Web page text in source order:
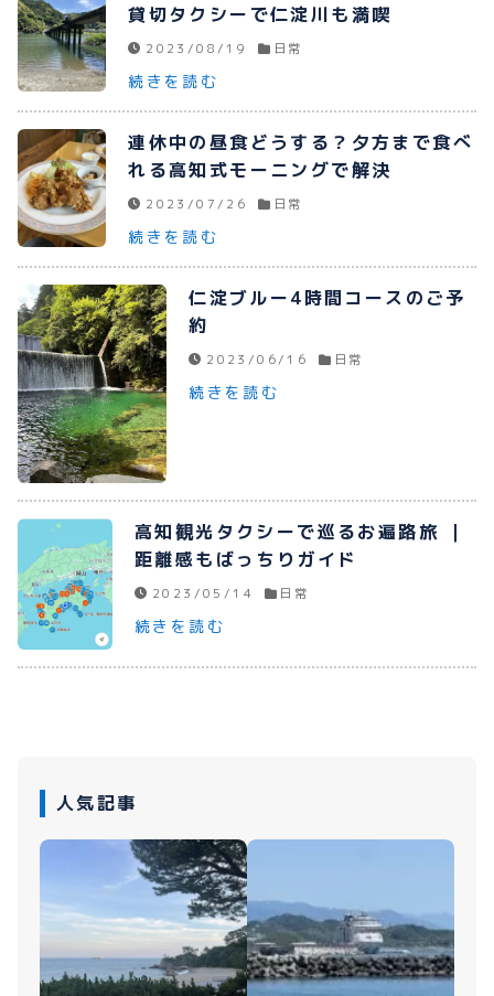
貸切タクシーで仁淀川も満喫
2023/08/19 日常
続きを読む
連休中の昼食どうする？夕方まで食べ
れる高知式モーニングで解決
2023/07/26 日常
続きを読む
仁淀ブルー4時間コースのご予
約
2023/06/16 日常
続きを読む
高知観光タクシーで巡るお遍路旅 ｜
距離感もばっちりガイド
2023/05/14 日常
続きを読む
人気記事